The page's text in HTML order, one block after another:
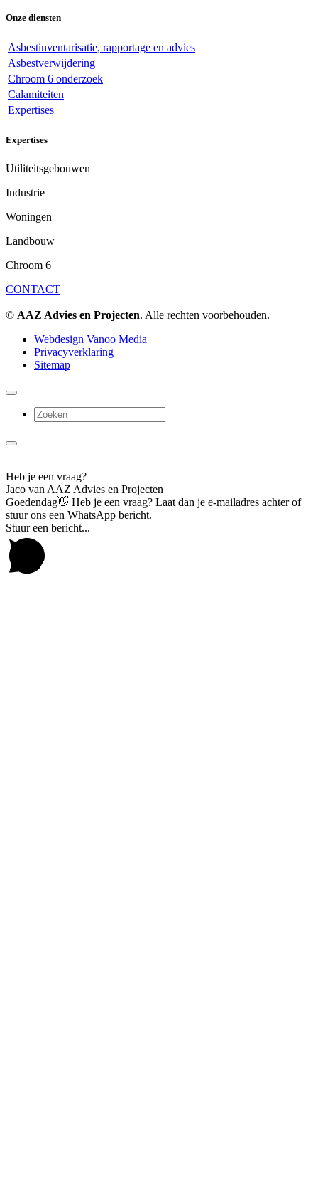
Onze diensten
Asbestinventarisatie, rapportage en advies
Asbestverwijdering
Chroom 6 onderzoek
Calamiteiten
Expertises
Expertises
Utiliteitsgebouwen
Industrie
Woningen
Landbouw
Chroom 6
CONTACT
© AAZ Advies en Projecten. Alle rechten voorbehouden.
Webdesign Vanoo Media
Privacyverklaring
Sitemap
Heb je een vraag?
Jaco van AAZ Advies en Projecten
Goedendag👋 Heb je een vraag? Laat dan je e-mailadres achter of
stuur ons een WhatsApp bericht.
Stuur een bericht...